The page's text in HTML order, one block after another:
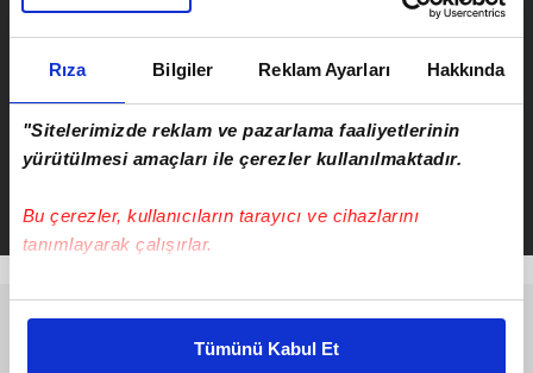
Rıza Bilgiler Reklam Ayarları Hakkında
"Sitelerimizde reklam ve pazarlama faaliyetlerinin
yürütülmesi amaçları ile çerezler kullanılmaktadır.
Bu çerezler, kullanıcıların tarayıcı ve cihazlarını
tanımlayarak çalışırlar.
Bu çerezlere izin vermeniz halinde sizlere özel
daha iyi reklam deneyimi yaşatabiliriz. Bunu yaparken
Tümünü Kabul Et
faciası! Rus pilot hayatını
kaybetti
Adıyaman’da yumruklar konuştu!
Kavgada 5 kişi yaralandı